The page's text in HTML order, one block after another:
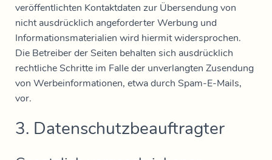
veröffentlichten Kontaktdaten zur Übersendung von
nicht ausdrücklich angeforderter Werbung und
Informationsmaterialien wird hiermit widersprochen.
Die Betreiber der Seiten behalten sich ausdrücklich
rechtliche Schritte im Falle der unverlangten Zusendung
von Werbeinformationen, etwa durch Spam-E-Mails,
vor.
3. Datenschutzbeauftragter